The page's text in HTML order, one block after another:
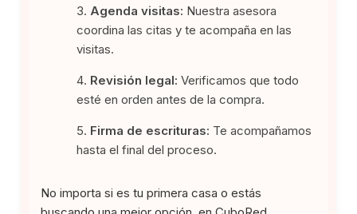
Agenda visitas: Nuestra asesora
coordina las citas y te acompaña en las
visitas.
Revisión legal: Verificamos que todo
esté en orden antes de la compra.
Firma de escrituras: Te acompañamos
hasta el final del proceso.
No importa si es tu primera casa o estás